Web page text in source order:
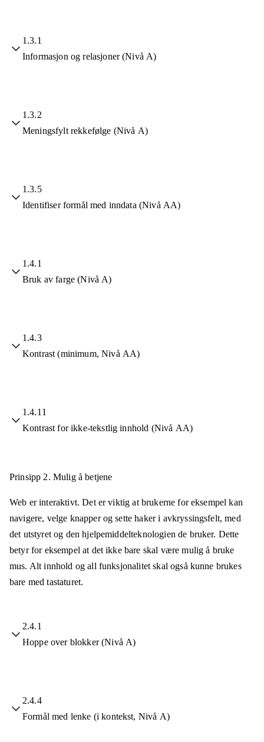
1.3.1
Informasjon og relasjoner (Nivå A)
1.3.2
Meningsfylt rekkefølge (Nivå A)
1.3.5
Identifiser formål med inndata (Nivå AA)
1.4.1
Bruk av farge (Nivå A)
1.4.3
Kontrast (minimum, Nivå AA)
1.4.11
Kontrast for ikke-tekstlig innhold (Nivå AA)
Prinsipp 2. Mulig å betjene
Web er interaktivt. Det er viktig at brukerne for eksempel kan
navigere, velge knapper og sette haker i avkryssingsfelt, med
det utstyret og den hjelpemiddelteknologien de bruker. Dette
betyr for eksempel at det ikke bare skal være mulig å bruke
mus. Alt innhold og all funksjonalitet skal også kunne brukes
bare med tastaturet.
2.4.1
Hoppe over blokker (Nivå A)
2.4.4
Formål med lenke (i kontekst, Nivå A)